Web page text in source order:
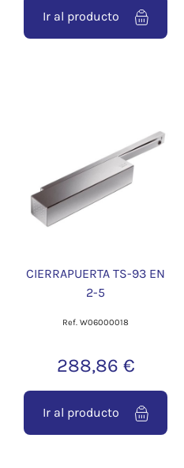
Ir al producto
CIERRAPUERTA TS-93 EN
2-5
Ref. W06000018
288,86 €
Ir al producto